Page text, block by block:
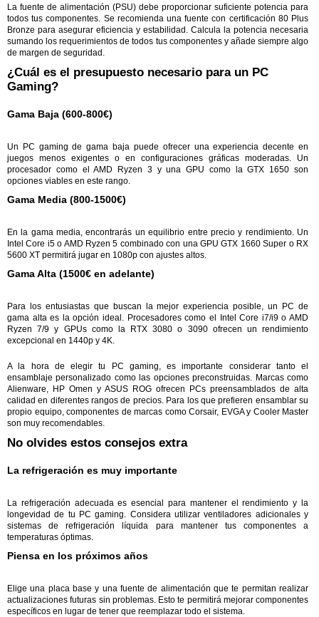
La fuente de alimentación (PSU) debe proporcionar suficiente potencia para
todos tus componentes. Se recomienda una fuente con certificación 80 Plus
Bronze para asegurar eficiencia y estabilidad. Calcula la potencia necesaria
sumando los requerimientos de todos tus componentes y añade siempre algo
de margen de seguridad.
¿Cuál es el presupuesto necesario para un PC
Gaming?
Gama Baja (600-800€)
Un PC gaming de gama baja puede ofrecer una experiencia decente en
juegos menos exigentes o en configuraciones gráficas moderadas. Un
procesador como el AMD Ryzen 3 y una GPU como la GTX 1650 son
opciones viables en este rango.
Gama Media (800-1500€)
En la gama media, encontrarás un equilibrio entre precio y rendimiento. Un
Intel Core i5 o AMD Ryzen 5 combinado con una GPU GTX 1660 Super o RX
5600 XT permitirá jugar en 1080p con ajustes altos.
Gama Alta (1500€ en adelante)
Para los entusiastas que buscan la mejor experiencia posible, un PC de
gama alta es la opción ideal. Procesadores como el Intel Core i7/i9 o AMD
Ryzen 7/9 y GPUs como la RTX 3080 o 3090 ofrecen un rendimiento
excepcional en 1440p y 4K.
A la hora de elegir tu PC gaming, es importante considerar tanto el
ensamblaje personalizado como las opciones preconstruidas. Marcas como
Alienware, HP Omen y ASUS ROG ofrecen PCs preensamblados de alta
calidad en diferentes rangos de precios. Para los que prefieren ensamblar su
propio equipo, componentes de marcas como Corsair, EVGA y Cooler Master
son muy recomendables.
No olvides estos consejos extra
La refrigeración es muy importante
La refrigeración adecuada es esencial para mantener el rendimiento y la
longevidad de tu PC gaming. Considera utilizar ventiladores adicionales y
sistemas de refrigeración líquida para mantener tus componentes a
temperaturas óptimas.
Piensa en los próximos años
Elige una placa base y una fuente de alimentación que te permitan realizar
actualizaciones futuras sin problemas. Esto te permitirá mejorar componentes
específicos en lugar de tener que reemplazar todo el sistema.